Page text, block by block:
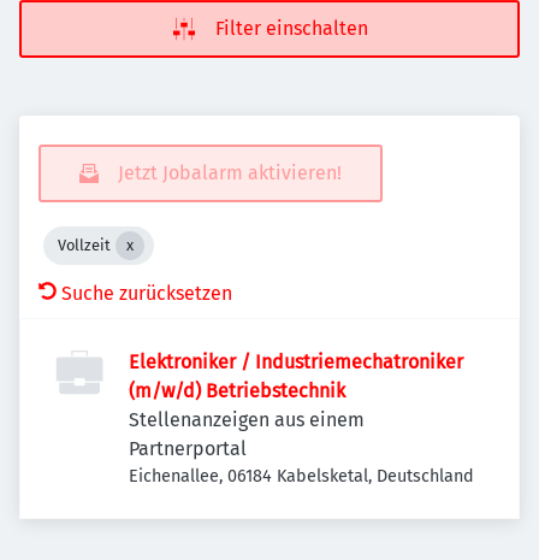
Filter einschalten
Jetzt Jobalarm aktivieren!
Vollzeit
Suche zurücksetzen
Elektroniker / Industriemechatroniker
(m/w/d) Betriebstechnik
Stellenanzeigen aus einem
Partnerportal
Eichenallee, 06184 Kabelsketal, Deutschland